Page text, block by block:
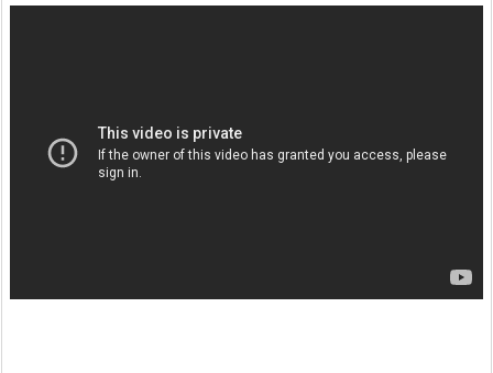
の
名